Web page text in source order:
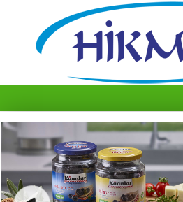
ANASAYFA
HAKKIMIZDA
ÜRETIM